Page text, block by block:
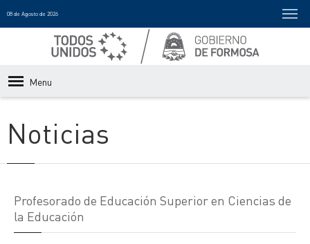
08 de Agosto de 2026
Menu
Noticias
Profesorado de Educación Superior en Ciencias de
la Educación